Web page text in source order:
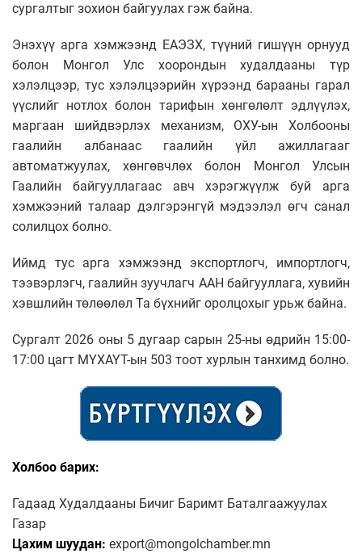
сургалтыг зохион байгуулах гэж байна.
Энэхүү арга хэмжээнд ЕАЭЗХ, түүний гишүүн орнууд
болон Монгол Улс хоорондын худалдааны түр
хэлэлцээр, тус хэлэлцээрийн хүрээнд барааны гарал
үүслийг нотлох болон тарифын хөнгөлөлт эдлүүлэх,
маргаан шийдвэрлэх механизм, ОХУ-ын Холбооны
гаалийн албанаас гаалийн үйл ажиллагааг
автоматжуулах, хөнгөвчлөх болон Монгол Улсын
Гаалийн байгууллагаас авч хэрэгжүүлж буй арга
хэмжээний талаар дэлгэрэнгүй мэдээлэл өгч санал
солилцох болно.
Иймд тус арга хэмжээнд экспортлогч, импортлогч,
тээвэрлэгч, гаалийн зуучлагч ААН байгууллага, хувийн
хэвшлийн төлөөлөл Та бүхнийг оролцохыг урьж байна.
Сургалт 2026 оны 5 дугаар сарын 25-ны өдрийн 15:00-
17:00 цагт МҮХАҮТ-ын 503 тоот хурлын танхимд болно.
Холбоо барих:
Гадаад Худалдааны Бичиг Баримт Баталгаажуулах
Газар
Цахим шуудан: export@mongolchamber.mn